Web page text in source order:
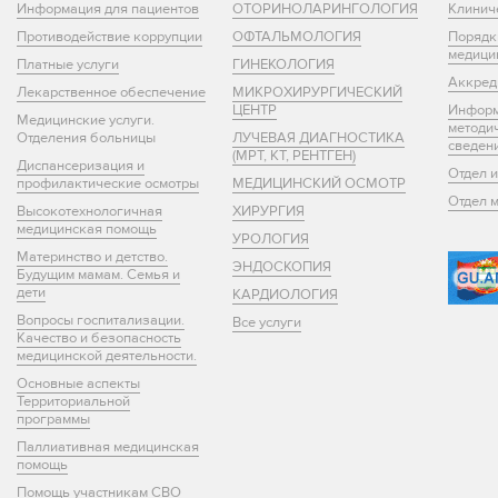
Информация для пациентов
Противодействие коррупции
Платные услуги
Лекарственное обеспечение
Медицинские услуги.
Отделения больницы
Диспансеризация и
профилактические осмотры
Высокотехнологичная
медицинская помощь
Материнство и детство.
Будущим мамам. Семья и
дети
Вопросы госпитализации.
Качество и безопасность
медицинской деятельности.
Основные аспекты
Территориальной
программы
Паллиативная медицинская
помощь
Помощь участникам СВО
ОТОРИНОЛАРИНГОЛОГИЯ
ОФТАЛЬМОЛОГИЯ
ГИНЕКОЛОГИЯ
МИКРОХИРУРГИЧЕСКИЙ
ЦЕНТР
ЛУЧЕВАЯ ДИАГНОСТИКА
(МРТ, КТ, РЕНТГЕН)
МЕДИЦИНСКИЙ ОСМОТР
ХИРУРГИЯ
УРОЛОГИЯ
ЭНДОСКОПИЯ
КАРДИОЛОГИЯ
Все услуги
Отдел
Отдел